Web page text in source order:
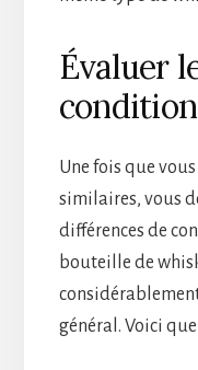
Évaluer
condition
Une fois que
similaires, vous
différences de
bouteille de
général. Voici